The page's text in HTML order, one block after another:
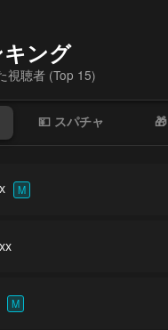
ング
視聴者 (Top 15)
💴 スパチャ
M
M